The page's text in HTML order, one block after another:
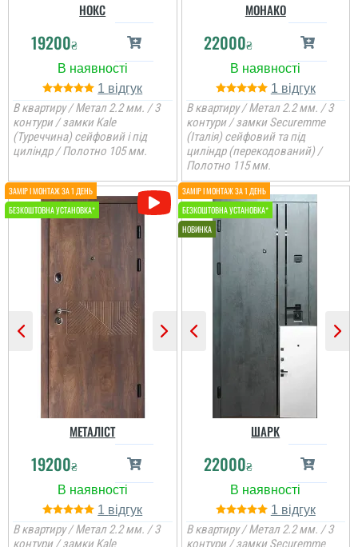
Сергій
Все пройшло чудово,
все сподобалось, всім
дякую.
Женя
НОКС
19200₴
1
В квартиру / Метал 2.2 мм. / 3
контури / замки Kale
(Туреччина) сейфовий і під
циліндр / Полотно 105 мм.
Чудове поєнання в
кольорі під мою мебель
та підлогу. хотів шось в
такому стилі, класний
колір вільха дуже пасує
і вставки молдингу,
просто шикарно...
МОНАКО
22000₴
1
В квартиру / Метал 2.2 мм. / 3
контури / замки Securemme
(Італія) сейфовий та під
циліндр (перекодований) /
Полотно 115 мм.
МЕТАЛІСТ
19200₴
1
В квартиру / Метал 2.2 мм. / 3
контури / замки Kale
ШАРК
22000₴
1
В квартиру / Метал 2.2 мм. / 3
контури / замки Securemme